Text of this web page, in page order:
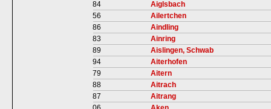
84
Aiglsbach
56
Ailertchen
86
Aindling
83
Ainring
89
Aislingen, Schwab
94
Aiterhofen
79
Aitern
88
Aitrach
87
Aitrang